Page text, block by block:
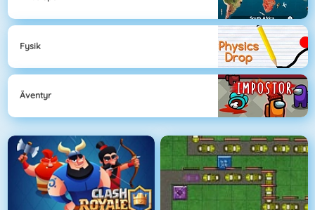
Fysik
Äventyr